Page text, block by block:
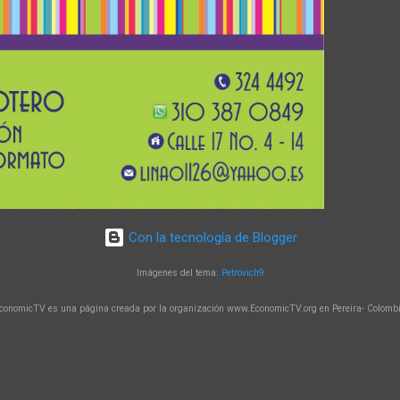
Con la tecnología de Blogger
Imágenes del tema: Petrovich9
es una página creada por la organización www.EconomicTV.org en Pereira-